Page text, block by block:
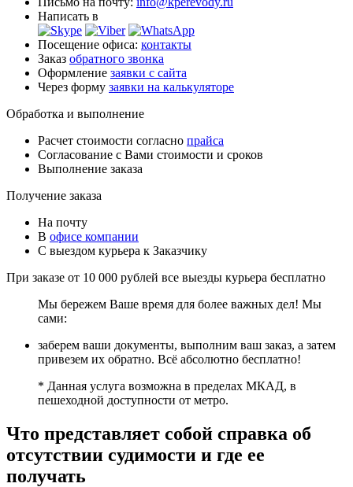
Написать в
Посещение офиса: контакты
Заказ обратного звонка
Оформление заявки с сайта
Через форму заявки на калькуляторе
Обработка и выполнение
Расчет стоимости согласно прайса
Согласование с Вами стоимости и сроков
Выполнение заказа
Получение заказа
На почту
В офисе компании
С выездом курьера к Заказчику
При заказе от 10 000 рублей все выезды курьера бесплатно
Мы бережем Ваше время для более важных дел! Мы
сами:
заберем ваши документы, выполним ваш заказ, а затем
привезем их обратно. Всё абсолютно бесплатно!
* Данная услуга возможна в пределах МКАД, в
пешеходной доступности от метро.
Что представляет собой справка об
отсутствии судимости и где ее
получать